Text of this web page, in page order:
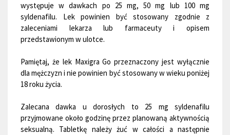
występuje w dawkach po 25 mg, 50 mg lub 100 mg
syldenafilu. Lek powinien być stosowany zgodnie z
zaleceniami lekarza lub farmaceuty i opisem
przedstawionym w ulotce.
Pamiętaj, że lek Maxigra Go przeznaczony jest wyłącznie
dla mężczyzn i nie powinien być stosowany w wieku poniżej
18 roku życia.
Zalecana dawka u dorosłych to 25 mg syldenafilu
przyjmowane około godzinę przez planowaną aktywnością
seksualną. Tabletkę należy żuć w całości a następnie